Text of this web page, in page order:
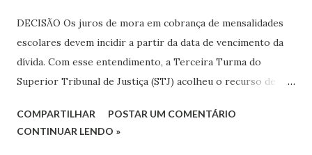
processual para assumir a titularidade da ação.
DECISÃO Os juros de mora em cobrança de mensalidades
escolares devem incidir a partir da data de vencimento da
dívida. Com esse entendimento, a Terceira Turma do
Superior Tribunal de Justiça (STJ) acolheu o recurso de
Tribunal de Justiça de São Paulo (TJSP) que havia entendido
COMPARTILHAR
POSTAR UM COMENTÁRIO
CONTINUAR LENDO »